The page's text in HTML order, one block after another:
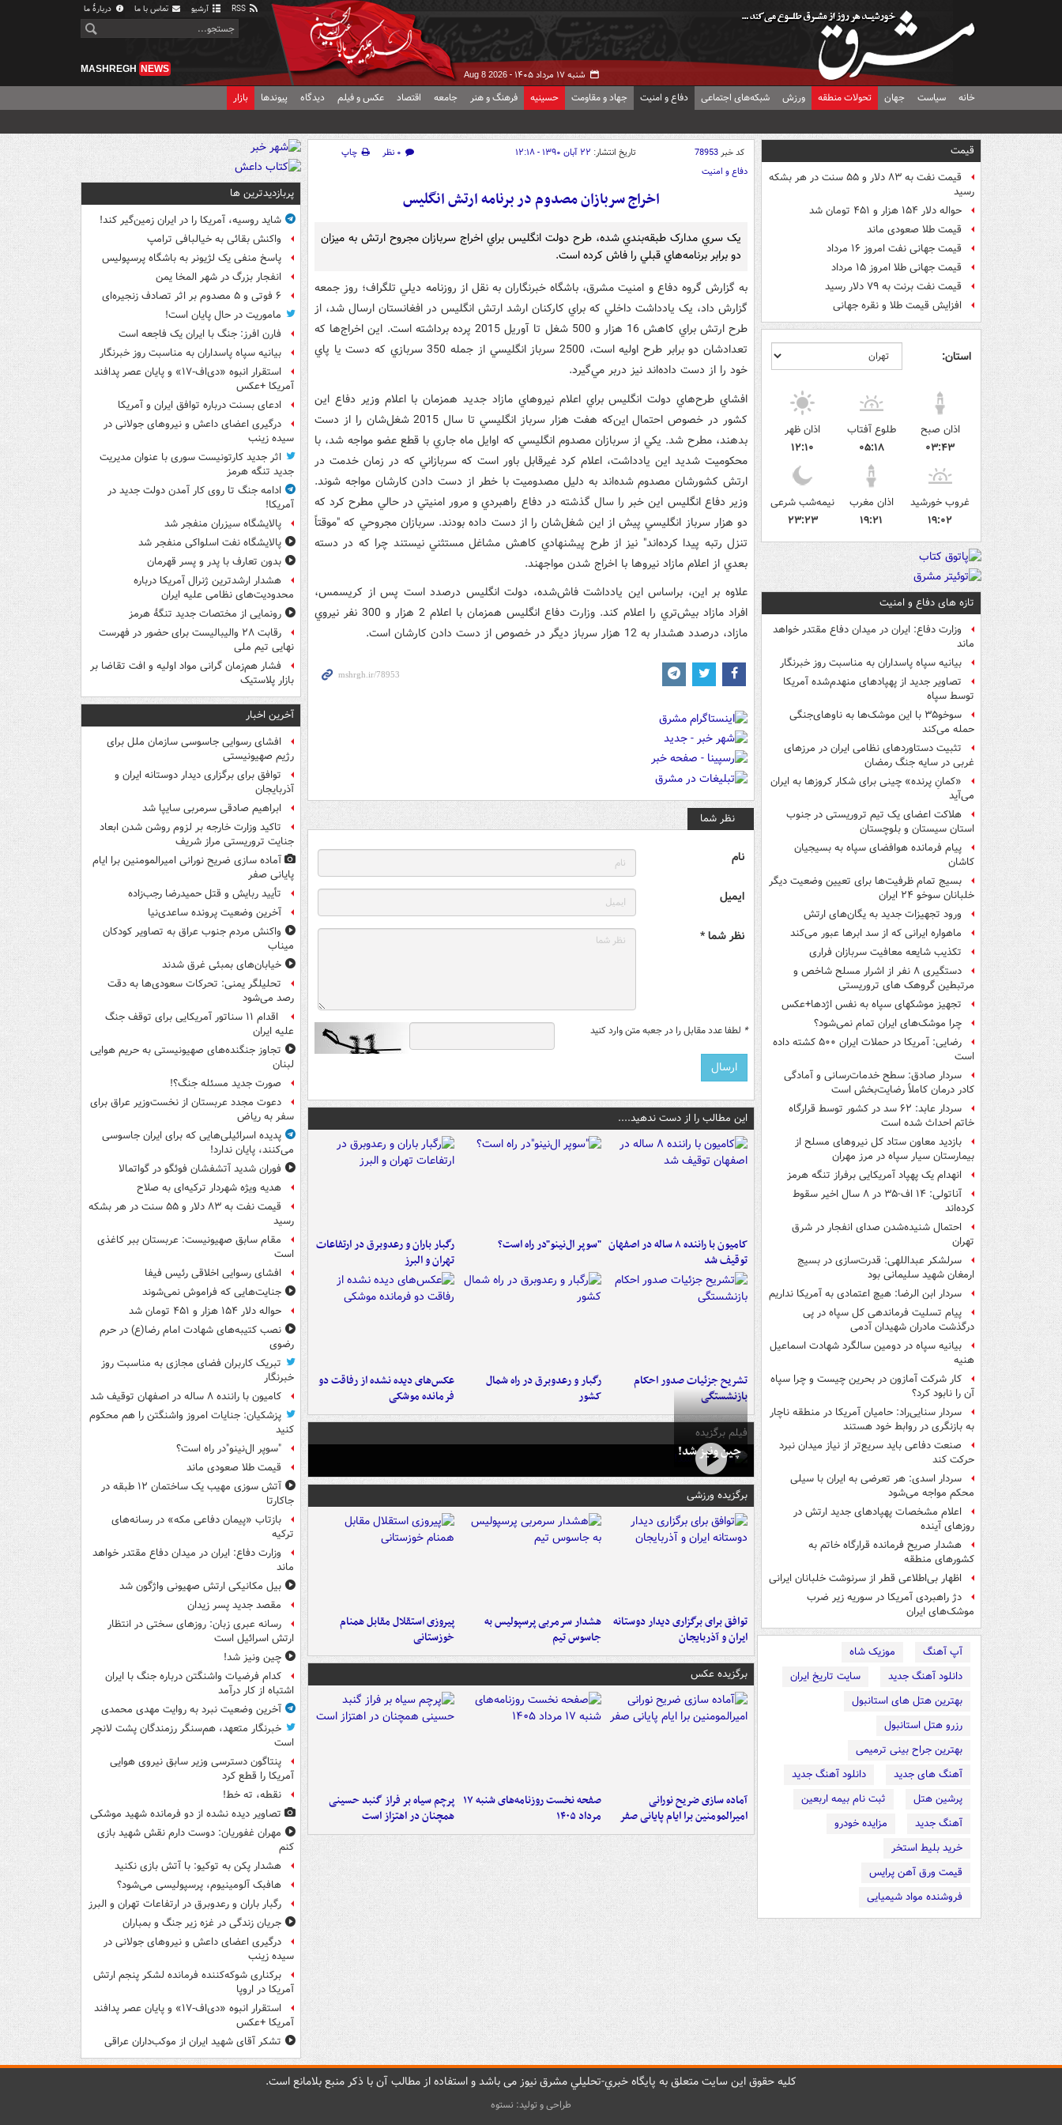
آرشیو تماس با ما دربارهٔ ما
شنبه ۱۷ مرداد ۱۴۰۵ - Aug 8 2026
MASHREGH NEWS
خانه سیاست جهان تحولات منطقه ورزش شبکه‌های اجتماعی دفاع و امنیت جهاد و مقاومت حسینیه فرهنگ و هنر جامعه اقتصاد عکس و فیلم دیدگاه پیوندها بازار
قیمت
قیمت نفت به ۸۳ دلار و ۵۵ سنت در هر بشکه
رسید
حواله دلار ۱۵۴ هزار و ۴۵۱ تومان شد
قیمت طلا صعودی ماند
قیمت جهانی نفت امروز ۱۶ مرداد
قیمت جهانی طلا امروز ۱۵ مرداد
قیمت نفت برنت به ۷۹ دلار رسید
افزایش قیمت طلا و نقره جهانی
استان:
اذان صبح
۰۳:۴۳
طلوع آفتاب
۰۵:۱۸
اذان ظهر
۱۲:۱۰
غروب خورشید
۱۹:۰۲
اذان مغرب
۱۹:۲۱
نیمه‌شب شرعی
۲۳:۲۳
تازه های دفاع و امنیت
وزارت دفاع: ایران در میدان دفاع مقتدر خواهد
ماند
بیانیه سپاه پاسداران به مناسبت روز خبرنگار
تصاویر جدید از پهپادهای منهدم‌شده آمریکا
توسط سپاه
سوخو۳۵ با این موشک‌ها به ناوهای‌جنگی
حمله می‌کند
تثبیت دستاوردهای نظامی ایران در مرزهای
غربی در سایه جنگ رمضان
«کمانِ پرنده» چینی برای شکار کروزها به ایران
می‌آید
هلاکت اعضای یک تیم تروریستی در جنوب
استان سیستان و بلوچستان
پیام فرمانده هوافضای سپاه به بسیجیان
کاشان
بسیج تمام ظرفیت‌ها برای تعیین وضعیت دیگر
خلبانان سوخو ۲۴ ایران
ورود تجهیزات جدید به یگان‌های ارتش
ماهواره ایرانی که از سد ابرها عبور می‌کند
تکذیب شایعه معافیت سربازان فراری
دستگیری ۸ نفر از اشرار مسلح شاخص و
مرتبطین گروهک های تروریستی
تجهیز موشکهای سپاه به نفس اژدها+عکس
چرا موشک‌های ایران تمام نمی‌شود؟
رضایی: آمریکا در حملات ایران ۵۰۰ کشته داده
است
سردار صادق: سطح خدمات‌رسانی و آمادگی
کادر درمان کاملاً رضایت‌بخش است
سردار عابد: ۶۲ سد در کشور توسط قرارگاه
خاتم احداث شده است
بازدید معاون ستاد کل نیروهای مسلح از
بیمارستان سیار سپاه در مرز مهران
انهدام یک پهپاد آمریکایی برفراز تنگه هرمز
آناتولی: ۱۴ اف-۳۵ در ۸ سال اخیر سقوط
کرده‌اند
احتمال شنیده‌شدن صدای انفجار در شرق
تهران
سرلشکر عبداللهی: قدرت‌سازی در بسیج
ارمغان شهید سلیمانی بود
سردار ابن الرضا: هیچ اعتمادی به آمریکا نداریم
پیام تسلیت فرماندهی کل سپاه در پی
درگذشت مادران شهیدان آدمی
بیانیه سپاه در دومین سالگرد شهادت اسماعیل
هنیه
کار شرکت آمازون در بحرین چیست و چرا سپاه
آن را نابود کرد؟
سردار سنایی‌راد: حامیان آمریکا در منطقه ناچار
به بازنگری در روابط خود هستند
صنعت دفاعی باید سریع‌تر از نیاز میدان نبرد
حرکت کند
سردار اسدی: هر تعرضی به ایران با سیلی
محکم مواجه می‌شود
اعلام مشخصات پهپادهای جدید ارتش در
روزهای آینده
هشدار صریح فرمانده قرارگاه خاتم‌ به
کشورهای منطقه
اظهار بی‌اطلاعی قطر از سرنوشت خلبانان ایرانی
دژ راهبردی آمریکا در سوریه زیر ضرب
موشک‌های ایران
آپ آهنگ
موزیک شاه
دانلود آهنگ جدید
سایت تاریخ ایران
بهترین هتل های استانبول
رزرو هتل استانبول
بهترین جراح بینی ترمیمی
آهنگ های جدید
دانلود آهنگ جدید
پرشین هتل
ثبت نام بیمه اربعین
آهنگ جدید
مزایده خودرو
خرید بلیط استخر
قیمت ورق آهن پرایس
فروشنده مواد شیمیایی
کد خبر78953 تاریخ انتشار: ۲۲ آبان ۱۳۹۰ - ۱۲:۱۸ ۰ نظر
چاپ
دفاع و امنیت
اخراج سربازان مصدوم در برنامه ارتش انگليس
يک سري مدارک طبقه‌بندي شده، طرح دولت انگليس براي اخراج سربازان مجروح ارتش به ميزان
دو برابر برنامه‌هاي قبلي را فاش کرده است.
به گزارش گروه دفاع و امنیت مشرق، باشگاه خبرنگاران به نقل از روزنامه ديلي تلگراف؛ روز جمعه
گزارش داد، يک يادداشت داخلي که براي کارکنان ارشد ارتش انگليس در افغانستان ارسال شد، از
طرح ارتش براي کاهش 16 هزار و 500 شغل تا آوريل 2015 پرده برداشته‌ است. اين اخراج‌ها که
تعدادشان دو برابر طرح اوليه است، 2500 سرباز انگليسي از جمله 350 سربازي که دست يا پاي
خود را از دست داده‌اند نيز دربر ‌مي‌گيرد.
افشاي طرح‌هاي دولت انگليس براي اعلام نيروهاي مازاد جديد همزمان با اعلام وزير دفاع اين
کشور در خصوص احتمال اين‌که هفت هزار سرباز انگليسي تا سال 2015 شغل‌شان را از دست
بدهند، مطرح شد. يکي از سربازان مصدوم انگليسي که اوايل ماه جاري با قطع عضو مواجه شد، با
محکوميت شديد اين يادداشت، اعلام کرد غيرقابل باور است که سربازاني که در زمان خدمت در
ارتش کشورشان مصدوم شده‌اند به ‌دليل مصدوميت با خطر از دست دادن کارشان مواجه شوند.
وزير دفاع انگليس اين خبر را سال گذشته در دفاع راهبردي و مرور امنيتي در حالي مطرح کرد که
دو هزار سرباز انگليسي پيش از اين شغل‌شان را از دست داده بودند. سربازان مجروحي که "موقتاً
تنزل رتبه پيدا کرده‌اند" نيز از طرح پيشنهادي کاهش مشاغل مستثني نيستند چرا که در دسته
بعدي از اعلام مازاد نيروها با اخراج شدن مواجهند.
علاوه بر اين، بر‌اساس اين يادداشت فاش‌شده، دولت انگليس درصدد است پس از کريسمس،
افراد مازاد بيش‌تري را اعلام کند. وزارت دفاع انگليس همزمان با اعلام 2 هزار و 300 نفر نيروي
مازاد، درصدد هشدار به 12 هزار سرباز ديگر در خصوص از دست دادن کارشان است.
نظر شما
نام
ایمیل
نظر شما *
* لطفا عدد مقابل را در جعبه متن وارد کنید
این مطالب را از دست ندهید....
کامیون با راننده ۸ ساله در اصفهان
توقیف شد
"سوپر ال‌نینو"در راه است؟
رگبار باران و رعدوبرق در ارتفاعات
تهران و البرز
تشریح جزئیات صدور احکام
بازنشستگی
رگبار و رعدوبرق در راه شمال
کشور
عکس‌های دیده نشده از رفاقت دو
فرمانده‌ موشکی
فیلم برگزیده
چین ونیز شد!
برگزیده ورزشی
توافق برای برگزاری دیدار دوستانه
ایران و آذربایجان
هشدار سرمربی پرسپولیس به
جاسوس تیم
پیروزی استقلال مقابل همنام
خوزستانی
برگزیده عکس
آماده سازی ضریح نورانی
امیرالمومنین برا ایام پایانی صفر
صفحه نخست روزنامه‌های شنبه ۱۷
مرداد ۱۴۰۵
پرچم سیاه بر فراز گنبد حسینی
همچنان در اهتزاز است
پربازدیدترین ها
شاید روسیه، آمریکا را در ایران زمین‌گیر کند!
واکنش بقائی به خیالبافی ترامپ
پاسخ منفی یک لژیونر به باشگاه پرسپولیس
انفجار بزرگ در شهر المخا یمن
۶ فوتی و ۵ مصدوم بر اثر تصادف زنجیره‌ای
ماموریت در حال پایان است!
فارن افرز: جنگ با ایران یک فاجعه است
بیانیه سپاه پاسداران به مناسبت روز خبرنگار
استقرار انبوه «دی‌اف‑۱۷» و پایان عصر پدافند
آمریکا +عکس
ادعای بسنت درباره توافق ایران و آمریکا
درگیری اعضای داعش و نیروهای جولانی در
سیده زینب
اثر جدید کارتونیست سوری با عنوان مدیریت
جدید تنگه هرمز
ادامه جنگ تا روی کار آمدن دولت جدید در
آمریکا!
پالایشگاه سیزران منفجر شد
پالایشگاه نفت اسلواکی منفجر شد
بدون تعارف با پدر و پسر قهرمان
هشدار ارشدترین ژنرال آمریکا درباره
محدودیت‌های نظامی علیه ایران
رونمایی از مختصات جدید تنگۀ هرمز
رقابت ۲۸ والیبالیست برای حضور در فهرست
نهایی تیم ملی
فشار هم‌زمان گرانی مواد اولیه و افت تقاضا بر
بازار پلاستیک
آخرین اخبار
افشای رسوایی جاسوسی سازمان ملل برای
رژیم صهیونیستی
توافق برای برگزاری دیدار دوستانه ایران و
آذربایجان
ابراهیم صادقی سرمربی سایپا شد
تاکید وزارت خارجه بر لزوم روشن شدن ابعاد
جنایت تروریستی مراز شریف
آماده سازی ضریح نورانی امیرالمومنین برا ایام
پایانی صفر
تأیید ربایش و قتل حمیدرضا رجب‌زاده
آخرین وضعیت پرونده ساعدی‌نیا
واکنش مردم جنوب عراق به تصاویر کودکان
میناب
خیابان‌های بمبئی غرق شدند
تحلیلگر یمنی: تحرکات سعودی‌ها به دقت
رصد می‌شود
اقدام ۱۱ سناتور آمریکایی برای توقف جنگ
علیه ایران
تجاوز جنگنده‌های صهیونیستی به حریم هوایی
لبنان
صورت جدید مسئله جنگ؟!
دعوت مجدد عربستان از نخست‌وزیر عراق برای
سفر به ریاض
پدیده اسرائیلی‌هایی که برای ایران جاسوسی
می‌کنند، پایان ندارد!
فوران شدید آتشفشان فوئگو در گواتمالا
هدیه ویژه شهردار ترکیه‌ای به صلاح
قیمت نفت به ۸۳ دلار و ۵۵ سنت در هر بشکه
رسید
مقام سابق صهیونیست: عربستان ببر کاغذی
است
افشای رسوایی اخلاقی رئیس فیفا
جنایت‌هایی که فراموش نمی‌شوند
حواله دلار ۱۵۴ هزار و ۴۵۱ تومان شد
نصب کتیبه‌های شهادت امام رضا(ع) در حرم
رضوی
تبریک کاربران فضای مجازی به مناسبت روز
خبرنگار
کامیون با راننده ۸ ساله در اصفهان توقیف شد
پزشکیان: جنایات امروز واشنگتن را هم محکوم
کنید
"سوپر ال‌نینو"در راه است؟
قیمت طلا صعودی ماند
آتش سوزی مهیب یک ساختمان ۱۲ طبقه در
جاکارتا
بازتاب «پیمان دفاعی مکه» در رسانه‌های
ترکیه
وزارت دفاع: ایران در میدان دفاع مقتدر خواهد
ماند
بیل مکانیکی ارتش صهیونی واژگون شد
مقصد جدید پسر زیدان
رسانه عبری زبان: روزهای سختی در انتظار
ارتش اسرائیل است
چین ونیز شد!
کدام فرضیات واشنگتن درباره جنگ با ایران
اشتباه از کار درآمد
آخرین وضعیت نبرد به روایت مهدی محمدی
خبرنگار متعهد، هم‌سنگر رزمندگان پشت لانچر
است
پنتاگون دسترسی وزیر سابق نیروی هوایی
آمریکا را قطع کرد
نقطه، ته خط!
تصاویر دیده‌ نشده از دو فرمانده شهید موشکی
مهران غفوریان: دوست دارم نقش شهید بازی
کنم
هشدار پکن به توکیو: با آتش بازی نکنید
هافبک آلومینیوم، پرسپولیسی می‌شود؟
رگبار باران و رعدوبرق در ارتفاعات تهران و البرز
جریان زندگی در غزه زیر جنگ و بمباران
درگیری اعضای داعش و نیروهای جولانی در
سیده زینب
برکناری شوکه‌کننده فرمانده لشکر پنجم ارتش
آمریکا در اروپا
استقرار انبوه «دی‌اف‑۱۷» و پایان عصر پدافند
آمریکا +عکس
تشکر آقای شهید ایران از موکب‌داران عراقی
کليه حقوق اين سايت متعلق به پایگاه خبري-تحليلي مشرق نيوز می باشد و استفاده از مطالب آن با ذکر منبع بلامانع است.
طراحی و تولید: نستوه